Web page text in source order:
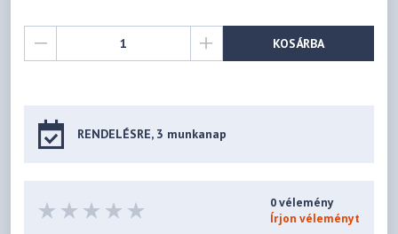
KOSÁRBA
RENDELÉSRE, 3 munkanap
0 vélemény
Írjon véleményt